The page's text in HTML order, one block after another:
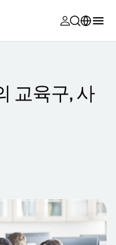
opens in a
opens in a
Alta
opens in a
opens in a
opens in a
opens in a
Community
opens in a
opens in a
Deutsch (Germany)
교육구, 사